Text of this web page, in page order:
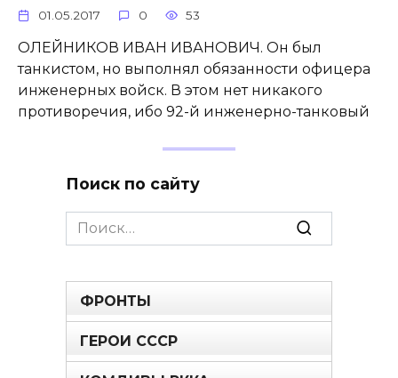
01.05.2017 0 53
ОЛЕЙНИКОВ ИВАН ИВАНОВИЧ. Он был
танкистом, но выполнял обязанности офицера
инженерных войск. В этом нет никакого
противо­речия, ибо 92-й инженерно-танко­вый
Поиск по сайту
Search
for:
ФРОНТЫ
ГЕРОИ СССР